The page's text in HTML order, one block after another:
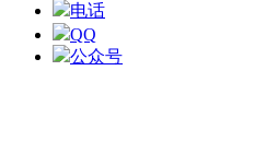
电话
QQ
公众号